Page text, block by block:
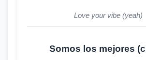
Love your vibe (yeah)
Somos los mejores